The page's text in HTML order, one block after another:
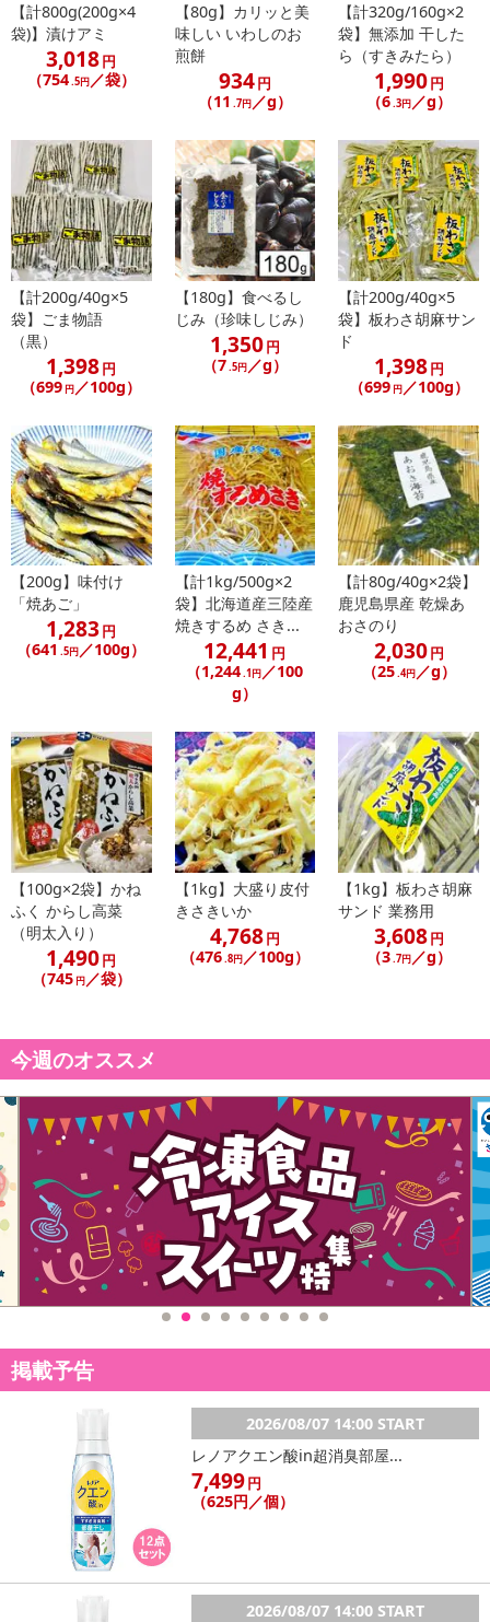
【計800g(200g×4
袋)】漬けアミ
3,018円
（754.5円／袋）
【80g】カリッと美
味しい いわしのお
煎餅
934円
（11 .7円／g）
【計320g/160g×2
袋】無添加 干した
ら（すきみたら）
1,990円
（6.3円／g）
【計200g/40g×5
袋】ごま物語
（黒）
1,398円
（699 円 ／100g）
【180g】食べるし
じみ（珍味しじみ）
1,350円
（7.5円／g）
【計200g/40g×5
袋】板わさ胡麻サン
ド
1,398円
（699 円／100g）
【200g】味付け
「焼あご」
1,283円
（641 .5円／100g）
【計1kg/500g×2
袋】北海道産三陸産
焼きするめ さき...
12,441 円
（1,244.1円／100
g）
【計80g/40g×2袋】
鹿児島県産 乾燥あ
おさのり
2,030円
（25.4円／g）
【100g×2袋】かね
ふく からし高菜
（明太入り）
1,490円
（745 円／袋）
【1kg】大盛り皮付
きさきいか
4,768円
（476.8円／100g）
【1kg】板わさ胡麻
サンド 業務用
3,608円
（3.7円／g）
今週のオススメ
掲載予告
2026/08/07 14:00 START
レノアクエン酸in超消臭部屋...
7,499円
（625円／個）
2026/08/07 14:00 START